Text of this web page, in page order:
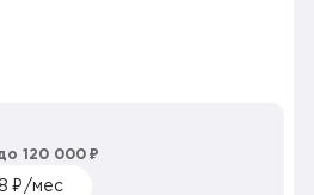
120 000 ₽
₽/мес